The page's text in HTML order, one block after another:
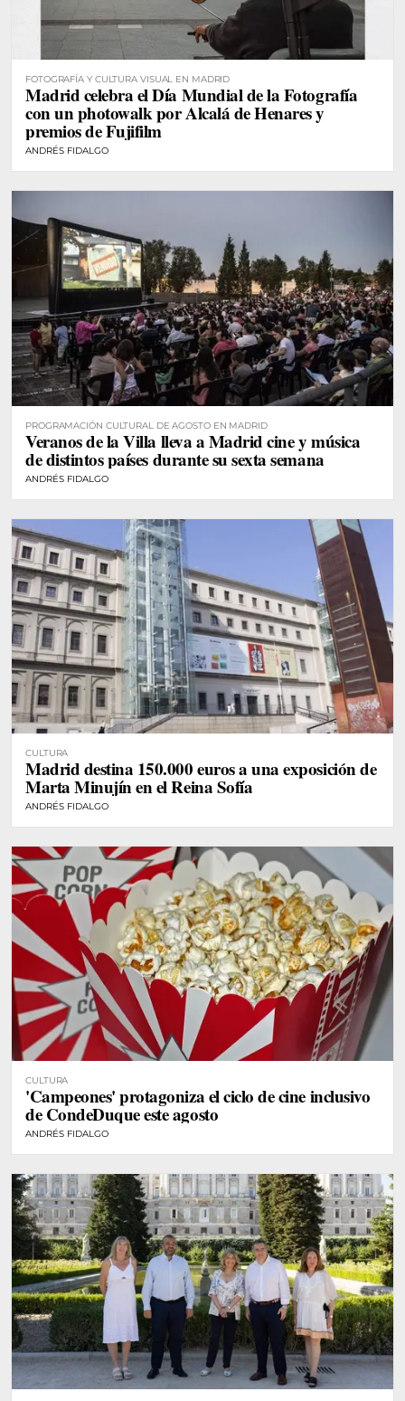
FOTOGRAFÍA Y CULTURA VISUAL EN MADRID
Madrid celebra el Día Mundial de la Fotografía
con un photowalk por Alcalá de Henares y
premios de Fujifilm
ANDRÉS FIDALGO
PROGRAMACIÓN CULTURAL DE AGOSTO EN MADRID
Veranos de la Villa lleva a Madrid cine y música
de distintos países durante su sexta semana
ANDRÉS FIDALGO
CULTURA
Madrid destina 150.000 euros a una exposición de
Marta Minujín en el Reina Sofía
ANDRÉS FIDALGO
CULTURA
'Campeones' protagoniza el ciclo de cine inclusivo
de CondeDuque este agosto
ANDRÉS FIDALGO